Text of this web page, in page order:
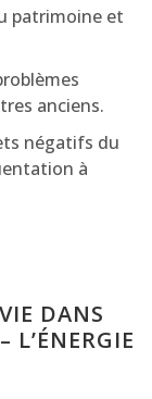
patrimoine et
anciens.
négatifs du
à
DANS
L’ÉNERGIE